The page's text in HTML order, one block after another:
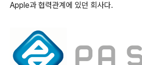
Apple과 협력관계에 있던 회사다.